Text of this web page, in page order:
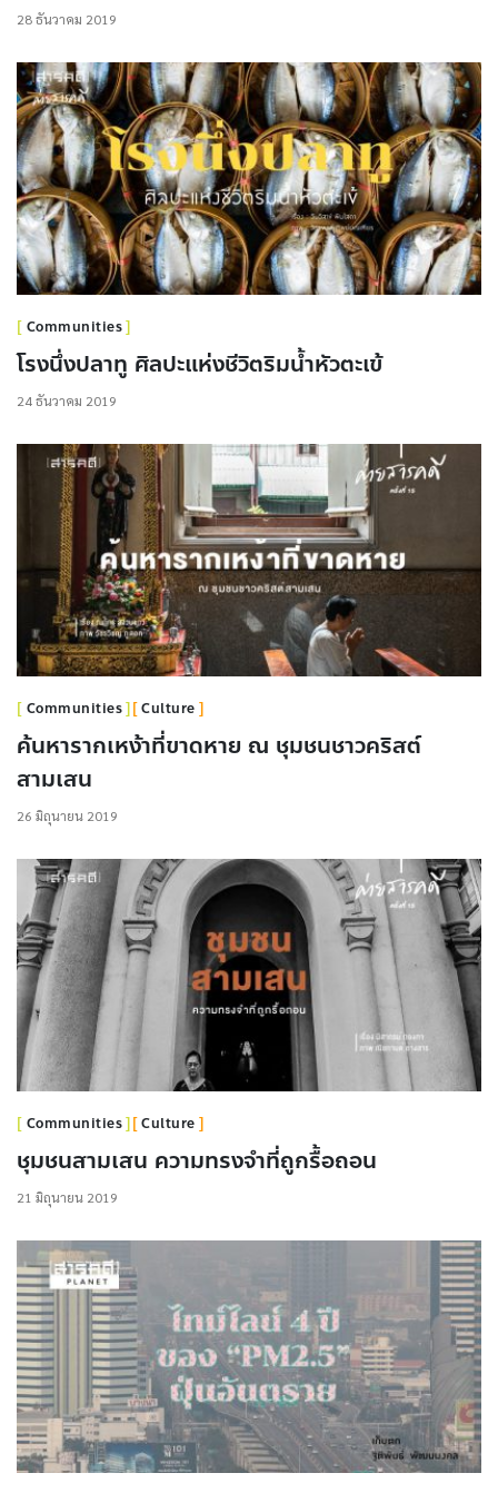
28 ธันวาคม 2019
Communities
โรงนึ่งปลาทู ศิลปะแห่งชีวิตริมน้ำหัวตะเข้
24 ธันวาคม 2019
Communities Culture
ค้นหารากเหง้าที่ขาดหาย ณ ชุมชนชาวคริสต์
สามเสน
26 มิถุนายน 2019
Communities Culture
ชุมชนสามเสน ความทรงจำที่ถูกรื้อถอน
21 มิถุนายน 2019